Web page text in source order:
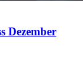
Dezember